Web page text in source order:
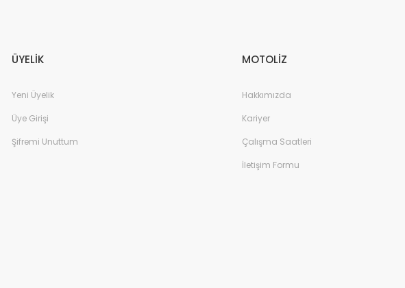
ÜYELİK
Yeni Üyelik
Üye Girişi
Şifremi Unuttum
MOTOLİZ
Hakkımızda
Kariyer
Çalışma Saatleri
İletişim Formu